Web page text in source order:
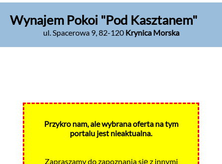
Wynajem Pokoi "Pod Kasztanem"
ul. Spacerowa 9,82-120 Krynica Morska
Przykro nam, ale wybrana oferta na tym
portalu jest nieaktualna.
Zapraszamy do zapoznania się z innymi